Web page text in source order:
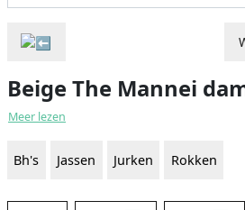
Beige The Mannei
Meer lezen
Bh's Jassen Jurken Rokken